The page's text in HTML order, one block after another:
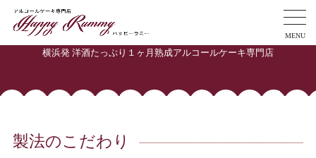
MENU
横浜発 洋酒たっぷり１ヶ月熟成アルコールケーキ専門店
製法のこだわり